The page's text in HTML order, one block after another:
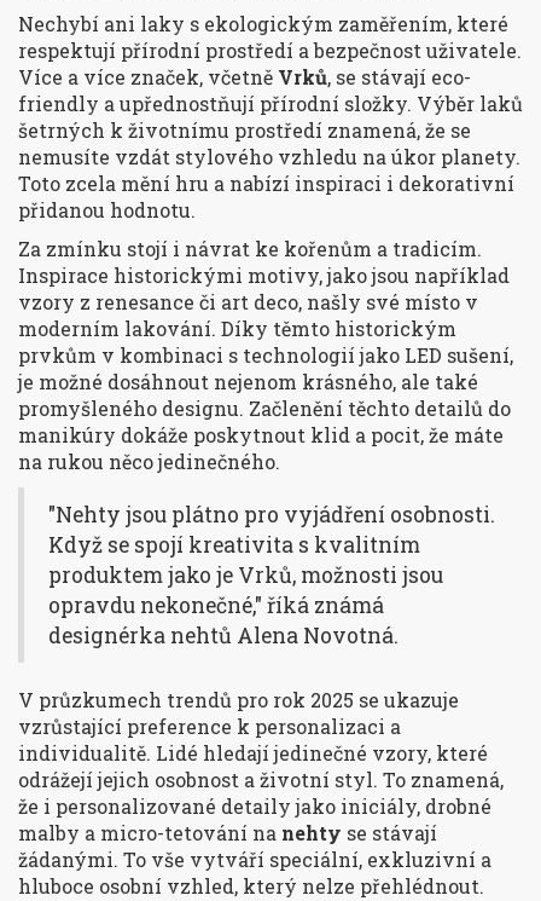
Nechybí ani laky s ekologickým zaměřením, které
respektují přírodní prostředí a bezpečnost uživatele.
Více a více značek, včetně Vrků, se stávají eco-
friendly a upřednostňují přírodní složky. Výběr laků
šetrných k životnímu prostředí znamená, že se
nemusíte vzdát stylového vzhledu na úkor planety.
Toto zcela mění hru a nabízí inspiraci i dekorativní
přidanou hodnotu.
Za zmínku stojí i návrat ke kořenům a tradicím.
Inspirace historickými motivy, jako jsou například
vzory z renesance či art deco, našly své místo v
moderním lakování. Díky těmto historickým
prvkům v kombinaci s technologií jako LED sušení,
je možné dosáhnout nejenom krásného, ale také
promyšleného designu. Začlenění těchto detailů do
manikúry dokáže poskytnout klid a pocit, že máte
na rukou něco jedinečného.
"Nehty jsou plátno pro vyjádření osobnosti.
Když se spojí kreativita s kvalitním
produktem jako je Vrků, možnosti jsou
opravdu nekonečné," říká známá
designérka nehtů Alena Novotná.
V průzkumech trendů pro rok 2025 se ukazuje
vzrůstající preference k personalizaci a
individualitě. Lidé hledají jedinečné vzory, které
odrážejí jejich osobnost a životní styl. To znamená,
že i personalizované detaily jako iniciály, drobné
malby a micro-tetování na nehty se stávají
žádanými. To vše vytváří speciální, exkluzivní a
hluboce osobní vzhled, který nelze přehlédnout.